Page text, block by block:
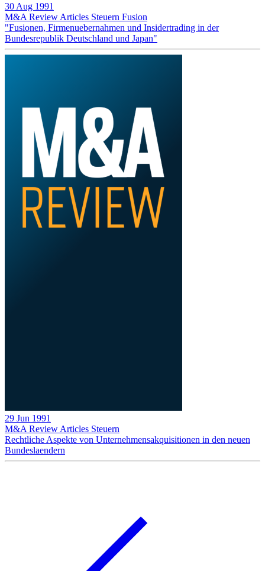
30 Aug 1991
M&A Review Articles Steuern Fusion
"Fusionen, Firmenuebernahmen und Insidertrading in der
Bundesrepublik Deutschland und Japan"
29 Jun 1991
M&A Review Articles Steuern
Rechtliche Aspekte von Unternehmensakquisitionen in den neuen
Bundeslaendern